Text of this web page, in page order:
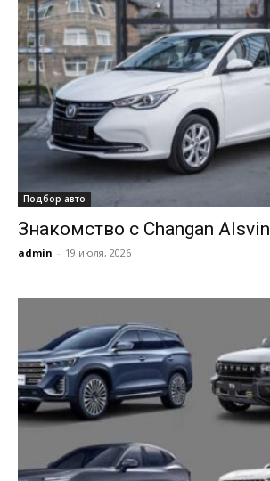
Подбор авто
Знакомство с Changan Alsvin
admin - 19 июля, 2026